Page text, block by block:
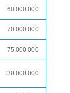
60.000.000
70.000.000
75.000.000
30.000.000